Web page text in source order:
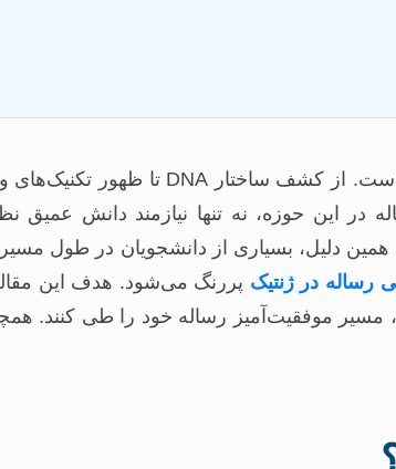
این حوزه، نه تنها نیازمند دانش عمیق
همین دلیل، بسیاری از دانشجویان در طول
در ژنتیک پررنگ می‌شود. هدف این
موفقیت‌آمیز رساله خود را طی کنند.